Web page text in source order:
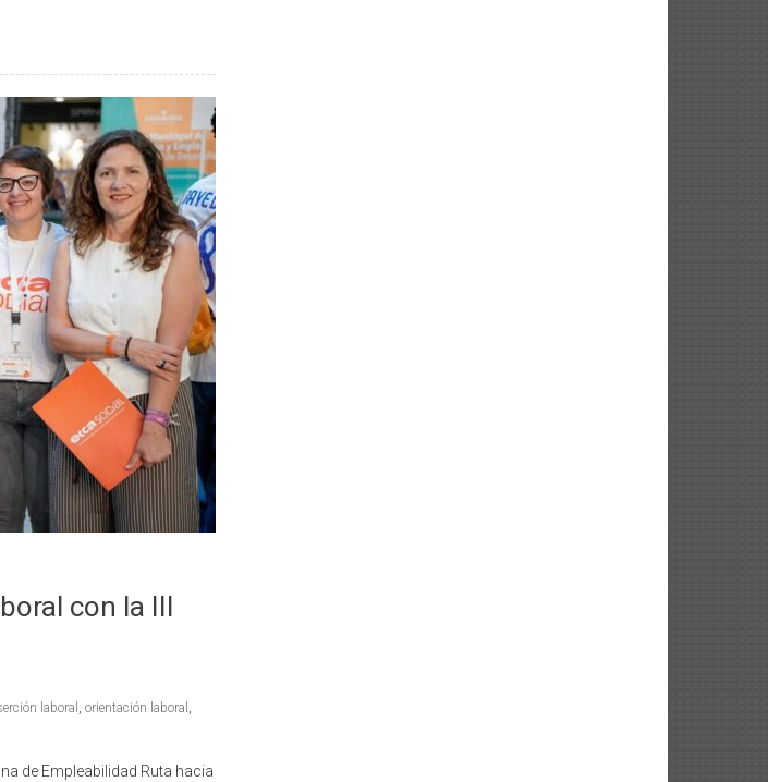
con la III
laboral , orientación laboral ,
de Empleabilidad Ruta hacia